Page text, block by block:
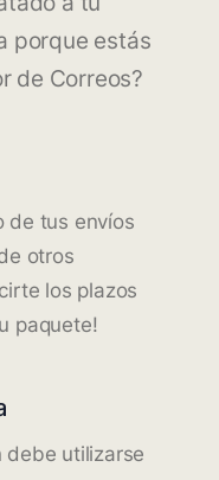
porque estás
de Correos?
de tus envíos
otros
los plazos
paquete!
debe utilizarse